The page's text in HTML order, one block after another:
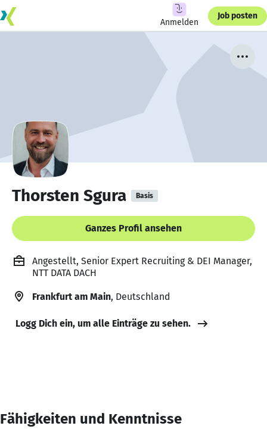
Anmelden
Job posten
Thorsten Sgura Basis
Ganzes Profil ansehen
Angestellt, Senior Expert Recruiting & DEI Manager,
NTT DATA DACH
Frankfurt am Main, Deutschland
Logg Dich ein, um alle Einträge zu sehen.
Fähigkeiten und Kenntnisse